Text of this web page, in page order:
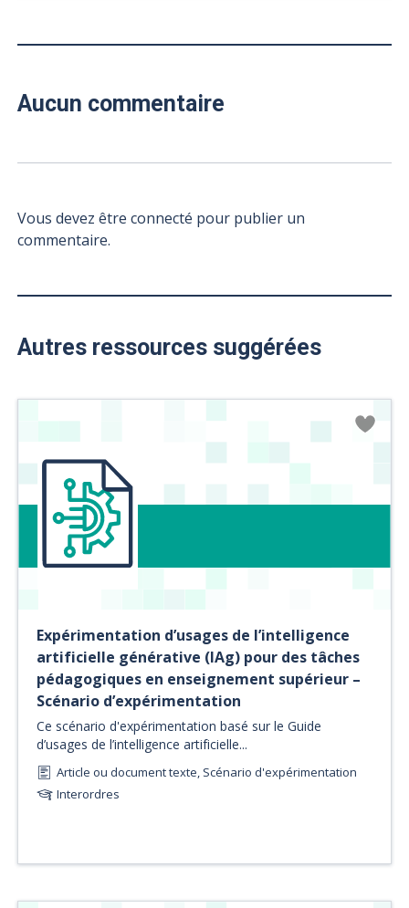
Aucun commentaire
Vous devez être connecté pour publier un
commentaire.
Autres ressources suggérées
Expérimentation d’usages de l’intelligence
artificielle générative (IAg) pour des tâches
pédagogiques en enseignement supérieur –
Scénario d’expérimentation
Ce scénario d'expérimentation basé sur le Guide
d’usages de l’intelligence artificielle...
Article ou document texte, Scénario d'expérimentation
Interordres